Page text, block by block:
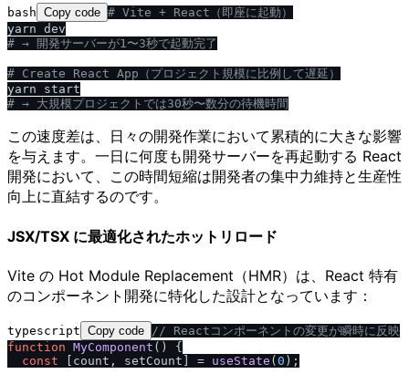
bash Copy code # Vite + React（即座に起動）
# → 開発サーバーが1〜3秒で起動完了
# Create React App（プロジェクト規模に比例して遅延）
# → 大規模プロジェクトでは30秒〜数分の待機時間
この速度差は、日々の開発作業において累積的に大きな影響
を与えます。一日に何度も開発サーバーを再起動する React
開発において、この時間短縮は開発者の集中力維持と生産性
向上に直結するのです。
JSX/TSX に最適化されたホットリロード
Vite の Hot Module Replacement（HMR）は、React 特有
のコンポーネント開発に特化した設計となっています：
typescript Copy code // Reactコンポーネントの変更が瞬時に反映
function MyComponent ( ) {
const [count, setCount] = useState ( 0 );